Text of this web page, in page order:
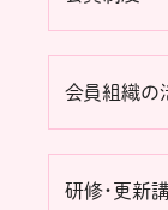
会員組織の
研修・更新